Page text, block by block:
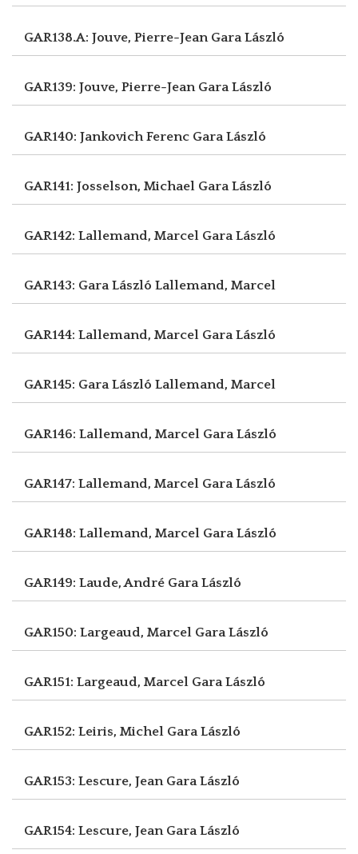
GAR138.A: Jouve, Pierre-Jean Gara László
GAR139: Jouve, Pierre-Jean Gara László
GAR140: Jankovich Ferenc Gara László
GAR141: Josselson, Michael Gara László
GAR142: Lallemand, Marcel Gara László
GAR143: Gara László Lallemand, Marcel
GAR144: Lallemand, Marcel Gara László
GAR145: Gara László Lallemand, Marcel
GAR146: Lallemand, Marcel Gara László
GAR147: Lallemand, Marcel Gara László
GAR148: Lallemand, Marcel Gara László
GAR149: Laude, André Gara László
GAR150: Largeaud, Marcel Gara László
GAR151: Largeaud, Marcel Gara László
GAR152: Leiris, Michel Gara László
GAR153: Lescure, Jean Gara László
GAR154: Lescure, Jean Gara László